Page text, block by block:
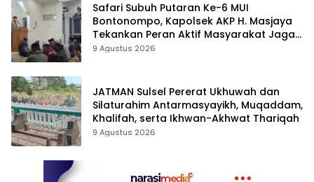
Safari Subuh Putaran Ke-6 MUI
Bontonompo, Kapolsek AKP H. Masjaya
Tekankan Peran Aktif Masyarakat Jaga
Kamtibmas
9 Agustus 2026
JATMAN Sulsel Pererat Ukhuwah dan
Silaturahim Antarmasyayikh, Muqaddam,
Khalifah, serta Ikhwan-Akhwat Thariqah
9 Agustus 2026